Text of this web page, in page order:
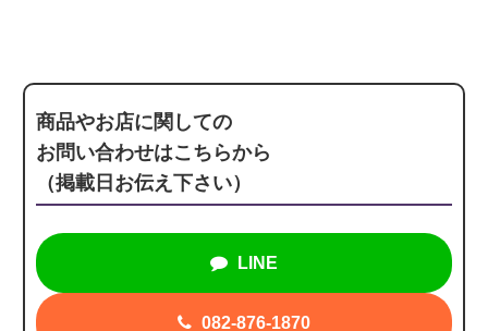
商品やお店に関しての
お問い合わせはこちらから
（掲載日お伝え下さい）
LINE
082-876-1870